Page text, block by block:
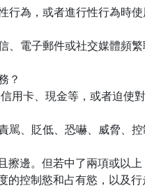
行為，或者進行性行為時
、電子郵件或社交媒體頻
？
用卡、現金等，或者迫使
駡、貶低、恐嚇、威脅、
擦邊。但若中了兩項或以
的控制慾和占有慾，以及